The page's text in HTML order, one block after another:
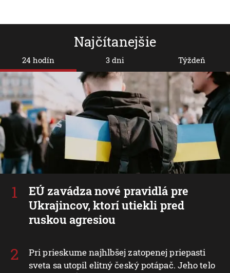
Najčítanejšie
24 hodín
EÚ zavádza nové pravidlá pre
Ukrajincov, ktorí utiekli pred
ruskou agresiou
Pri prieskume najhlbšej zatopenej priepasti
sveta sa utopil elitný český potápač. Jeho telo
3 dni Týždeň